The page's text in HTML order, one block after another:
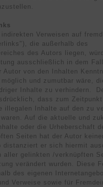
Verweisen auf
die außerhalb des
des Autors liegen,
ausschließlich in dem
Autor von den Inhalten
und zumutbar wäre,
Inhalte zu verhindern.
dass zum
illegalen Inhalte auf den zu
Auf die aktuelle und
oder die Urheberschaft
Seiten hat der Autor
distanziert er sich hiermit
aller gelinkten /verknüpften
verändert wurden. Diese
des eigenen
Verweise sowie für